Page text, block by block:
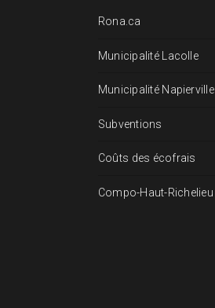
Rona.ca
Municipalité Lacolle
Municipalité Napierville
Subventions
Coûts des écofrais
Compo-Haut-Richelieu